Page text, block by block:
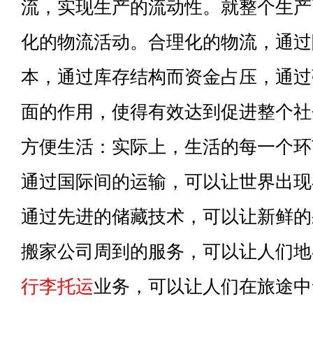
流，实现生产的流动性。就整个生
化的物流活动。合理化的物流，通
本，通过库存结构而资金占压，通
面的作用，使得有效达到促进整个
方便生活：实际上，生活的每一个
通过国际间的运输，可以让世界出
通过先进的储藏技术，可以让新鲜
搬家公司周到的服务，可以让人们
行李托运业务，可以让人们在旅途